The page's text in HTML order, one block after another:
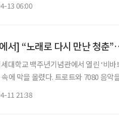
13 06:00
서] “노래로 다시 만난 청춘
대학교 백주년기념관에서 열린 ‘비
에 막을 올렸다. 트로트와 7080 음악
11 21:38